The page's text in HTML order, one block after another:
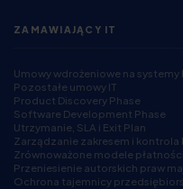
ZAMAWIAJĄCY IT
Umowy wdrożeniowe na systemy
Pozostałe umowy IT
Product Discovery Phase
Software Development Phase
Utrzymanie, SLA i Exit Plan
Zarządzanie zakresem i kontrola
Zrównoważone modele płatności
Przeniesienie autorskich praw
Ochrona tajemnicy